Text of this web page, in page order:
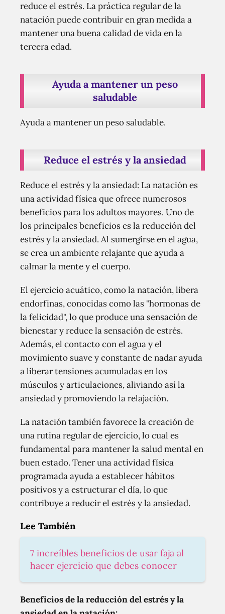
reduce el estrés. La práctica regular de la
natación puede contribuir en gran medida a
mantener una buena calidad de vida en la
tercera edad.
Ayuda a mantener un peso
saludable
Ayuda a mantener un peso saludable.
Reduce el estrés y la ansiedad
Reduce el estrés y la ansiedad: La natación es
una actividad física que ofrece numerosos
beneficios para los adultos mayores. Uno de
los principales beneficios es la reducción del
estrés y la ansiedad. Al sumergirse en el agua,
se crea un ambiente relajante que ayuda a
calmar la mente y el cuerpo.
El ejercicio acuático, como la natación, libera
endorfinas, conocidas como las "hormonas de
la felicidad", lo que produce una sensación de
bienestar y reduce la sensación de estrés.
Además, el contacto con el agua y el
movimiento suave y constante de nadar ayuda
a liberar tensiones acumuladas en los
músculos y articulaciones, aliviando así la
ansiedad y promoviendo la relajación.
La natación también favorece la creación de
una rutina regular de ejercicio, lo cual es
fundamental para mantener la salud mental en
buen estado. Tener una actividad física
programada ayuda a establecer hábitos
positivos y a estructurar el día, lo que
contribuye a reducir el estrés y la ansiedad.
Lee También
7 increíbles beneficios de usar faja al
hacer ejercicio que debes conocer
Beneficios de la reducción del estrés y la